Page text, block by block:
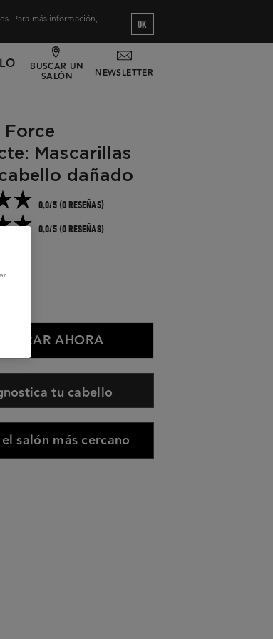
Para más información,
OK
BUSCAR UN
SALÓN NEWSLETTER
Force
Mascarillas
dañado
0,0/5 (0 RESEÑAS)
0,0/5 (0 RESEÑAS)
AHORA
tu cabello
salón más cercano